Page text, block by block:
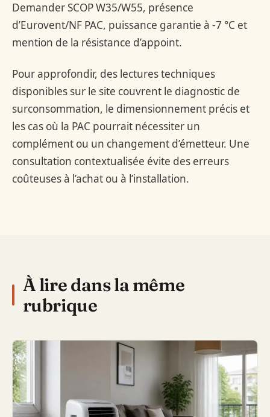
Demander SCOP W35/W55, présence
d’Eurovent/NF PAC, puissance garantie à -7 °C et
mention de la résistance d’appoint.
Pour approfondir, des lectures techniques
disponibles sur le site couvrent le diagnostic de
surconsommation, le dimensionnement précis et
les cas où la PAC pourrait nécessiter un
complément ou un changement d’émetteur. Une
consultation contextualisée évite des erreurs
coûteuses à l’achat ou à l’installation.
À lire dans la même
rubrique